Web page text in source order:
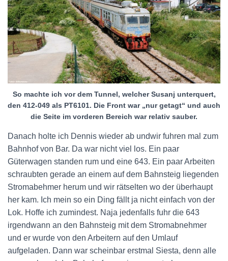
So machte ich vor dem Tunnel, welcher Susanj unterquert,
den 412-049 als PT6101. Die Front war „nur getagt“ und auch
die Seite im vorderen Bereich war relativ sauber.
Danach holte ich Dennis wieder ab undwir fuhren mal zum
Bahnhof von Bar. Da war nicht viel los. Ein paar
Güterwagen standen rum und eine 643. Ein paar Arbeiten
schraubten gerade an einem auf dem Bahnsteig liegenden
Stromabehmer herum und wir rätselten wo der überhaupt
her kam. Ich mein so ein Ding fällt ja nicht einfach von der
Lok. Hoffe ich zumindest. Naja jedenfalls fuhr die 643
irgendwann an den Bahnsteig mit dem Stromabnehmer
und er wurde von den Arbeitern auf den Umlauf
aufgeladen. Dann war scheinbar erstmal Siesta, denn alle